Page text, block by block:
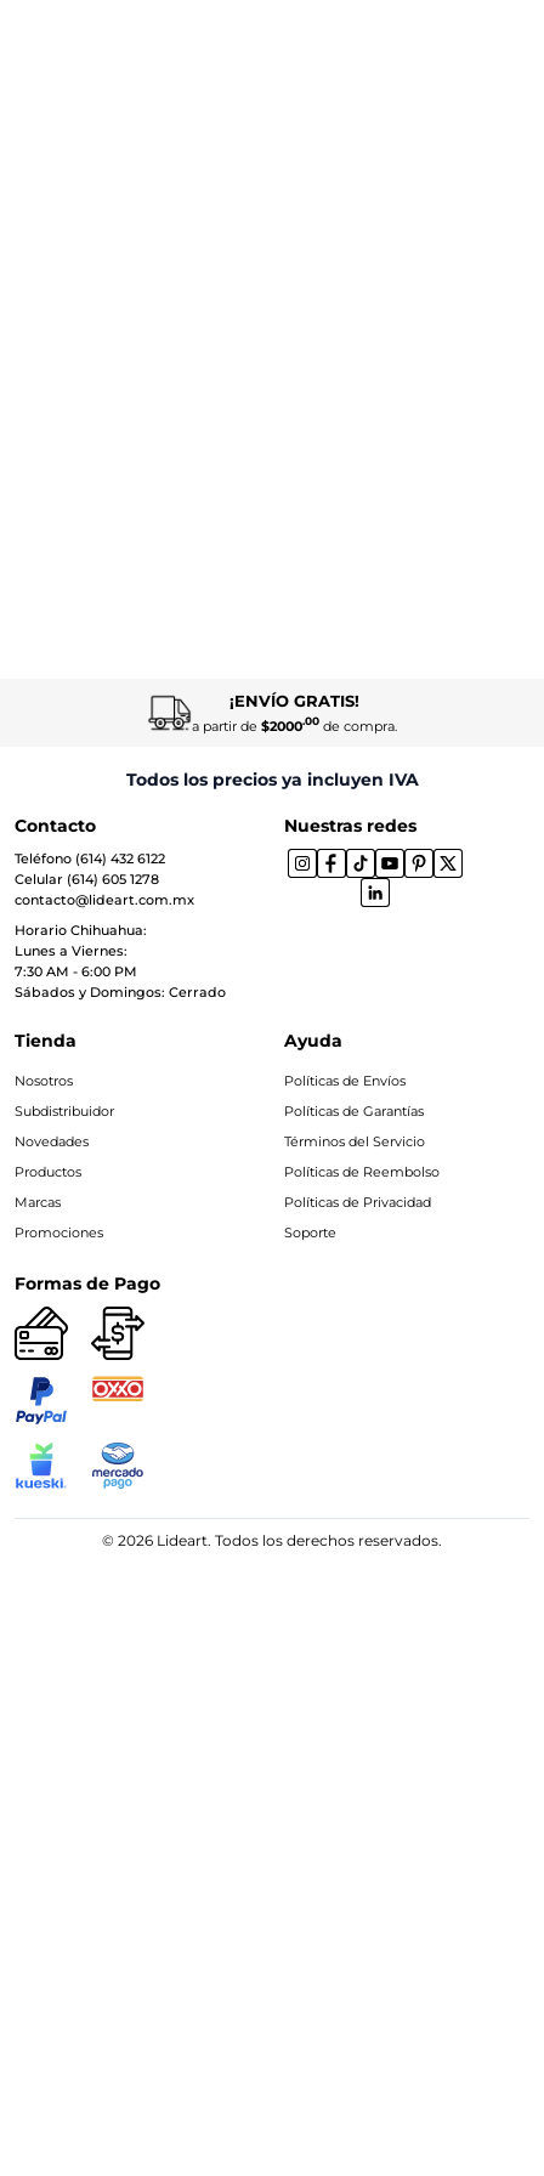
¡ENVÍO GRATIS!
a partir de $2000.00de compra.
Todos los precios ya incluyen IVA
Contacto
Teléfono (614) 432 6122
Celular (614) 605 1278
contacto@lideart.com.mx
Horario Chihuahua:
Lunes a Viernes:
7:30 AM - 6:00 PM
Sábados y Domingos: Cerrado
Nuestras redes
Tienda
Nosotros
Subdistribuidor
Novedades
Productos
Marcas
Promociones
Ayuda
Políticas de Envíos
Políticas de Garantías
Términos del Servicio
Políticas de Reembolso
Políticas de Privacidad
Soporte
Formas de Pago
© 2026 Lideart. Todos los derechos reservados.